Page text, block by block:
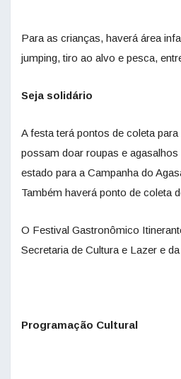
Para as crianças, haverá área
jumping, tiro ao alvo e pesca,
Seja solidário
A festa terá pontos de coleta
possam doar roupas e
estado para a Campanha do
Também haverá ponto de coleta
O Festival Gastronômico
Secretaria de Cultura e Lazer e
Programação Cultural